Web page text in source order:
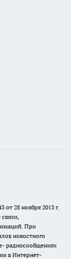
28 ноября 2013 г.
При
новостного
радиосообщениях
в Интернет-